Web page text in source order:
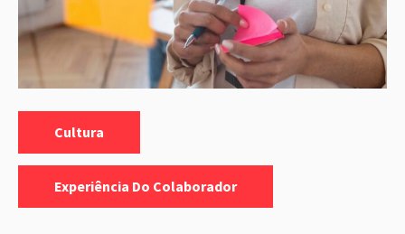
Cultura
Experiência Do Colaborador